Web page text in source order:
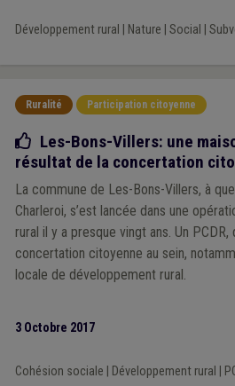
Développement rural Nature Social
Ruralité Participation citoyenne
Bonne pratique
Les-Bons-Villers: une
résultat de la concertation
La commune de Les-Bons-Villers, à
Charleroi, s’est lancée dans une
rural il y a presque vingt ans. Un
concertation citoyenne au sein,
locale de développement rural.
3 Octobre 2017
Cohésion sociale Développement rural